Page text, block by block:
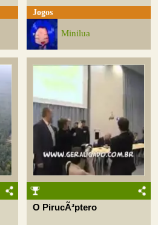
Jogos
Minilua
O PirucÃ³ptero